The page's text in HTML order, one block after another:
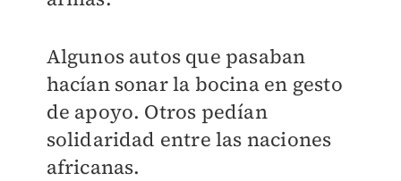
Algunos autos que pasaban
hacían sonar la bocina en gesto
de apoyo. Otros pedían
solidaridad entre las naciones
africanas.